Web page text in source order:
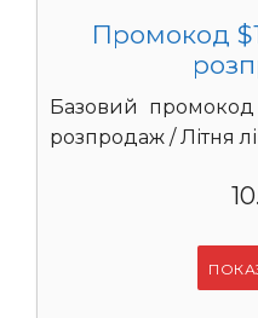
Промокод
Базовий
розпродаж / Літня